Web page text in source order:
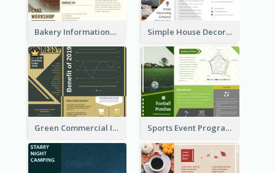
Bakery Informational Tri Fold Brochure Simple House Decoration Tri Fold Brochure
Green Commercial Informational Tri Fold Brochure Sports Event Program Informational Tri Fold Brochure